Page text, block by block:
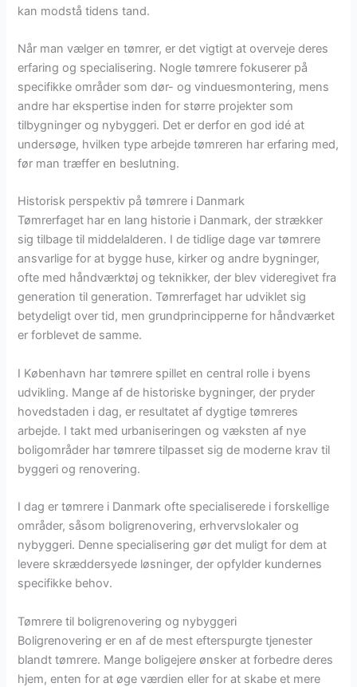
kan modstå tidens tand.
Når man vælger en tømrer, er det vigtigt at overveje deres
erfaring og specialisering. Nogle tømrere fokuserer på
specifikke områder som dør- og vinduesmontering, mens
andre har ekspertise inden for større projekter som
tilbygninger og nybyggeri. Det er derfor en god idé at
undersøge, hvilken type arbejde tømreren har erfaring med,
før man træffer en beslutning.
Historisk perspektiv på tømrere i Danmark
Tømrerfaget har en lang historie i Danmark, der strækker
sig tilbage til middelalderen. I de tidlige dage var tømrere
ansvarlige for at bygge huse, kirker og andre bygninger,
ofte med håndværktøj og teknikker, der blev videregivet fra
generation til generation. Tømrerfaget har udviklet sig
betydeligt over tid, men grundprincipperne for håndværket
er forblevet de samme.
I København har tømrere spillet en central rolle i byens
udvikling. Mange af de historiske bygninger, der pryder
hovedstaden i dag, er resultatet af dygtige tømreres
arbejde. I takt med urbaniseringen og væksten af nye
boligområder har tømrere tilpasset sig de moderne krav til
byggeri og renovering.
I dag er tømrere i Danmark ofte specialiserede i forskellige
områder, såsom boligrenovering, erhvervslokaler og
nybyggeri. Denne specialisering gør det muligt for dem at
levere skræddersyede løsninger, der opfylder kundernes
specifikke behov.
Tømrere til boligrenovering og nybyggeri
Boligrenovering er en af de mest efterspurgte tjenester
blandt tømrere. Mange boligejere ønsker at forbedre deres
hjem, enten for at øge værdien eller for at skabe et mere